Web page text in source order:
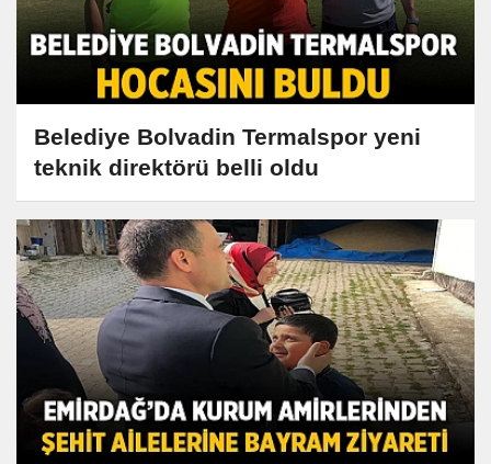
Belediye Bolvadin Termalspor yeni
teknik direktörü belli oldu